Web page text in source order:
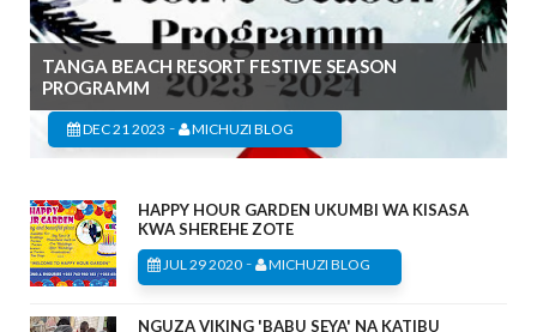
TANGA BEACH RESORT FESTIVE SEASON
PROGRAMM
DEC 21 2023 - MICHUZI BLOG
HAPPY HOUR GARDEN UKUMBI WA KISASA
KWA SHEREHE ZOTE
JUL 29 2020 - MICHUZI BLOG
NGUZA VIKING 'BABU SEYA' NA KATIBU